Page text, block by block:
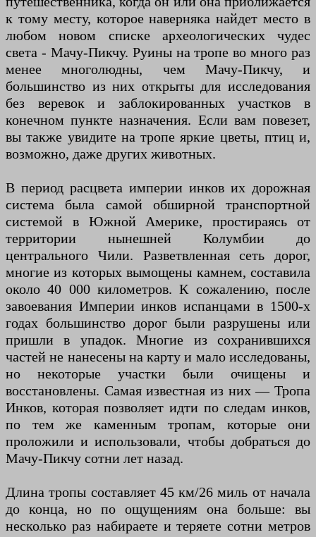
к тому месту, которое наверняка найдет место в
любом новом списке археологических чудес
света - Мачу-Пикчу. Руины на тропе во много раз
менее многолюдны, чем Мачу-Пикчу, и
большинство из них открыты для исследования
без веревок и заблокированных участков в
конечном пункте назначения. Если вам повезет,
вы также увидите на тропе яркие цветы, птиц и,
возможно, даже других животных.
В период расцвета империи инков их дорожная
система была самой обширной транспортной
системой в Южной Америке, простираясь от
территории нынешней Колумбии до
центрального Чили. Разветвленная сеть дорог,
многие из которых вымощены камнем, составила
около 40 000 километров. К сожалению, после
завоевания Империи инков испанцами в 1500-х
годах большинство дорог были разрушены или
пришли в упадок. Многие из сохранившихся
частей не нанесены на карту и мало исследованы,
но некоторые участки были очищены и
восстановлены. Самая известная из них — Тропа
Инков, которая позволяет идти по следам инков,
по тем же каменным тропам, которые они
проложили и использовали, чтобы добраться до
Мачу-Пикчу сотни лет назад.
Длина тропы составляет 45 км/26 миль от начала
до конца, но по ощущениям она больше: вы
несколько раз набираете и теряете сотни метров